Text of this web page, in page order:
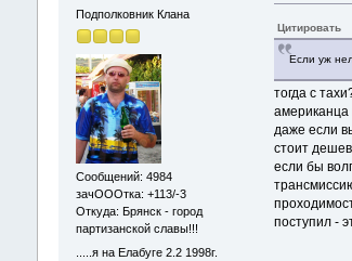
Подполковник Клана
Сообщений: 4984
зачОООтка: +113/-3
Откуда: Брянск - город
партизанской славы!!!
.....я на Елабуге 2.2 1998г.
Цитировать
Если уж
тогда с
американца
даже если
стоит
если бы
поступил -